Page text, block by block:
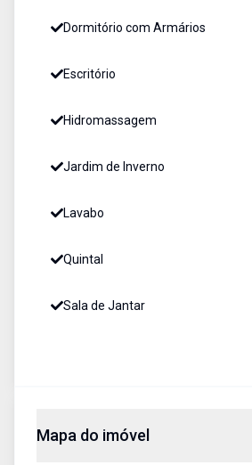
Dormitório com Armários
Escritório
Hidromassagem
Jardim de Inverno
Lavabo
Quintal
Sala de Jantar
Mapa do imóvel